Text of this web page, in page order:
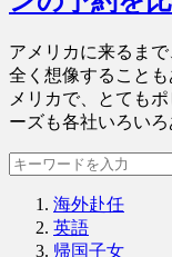
アメリカに来るま
全く想像すること
メリカで、とても
ーズも各社いろい
海外赴任
英語
帰国子女